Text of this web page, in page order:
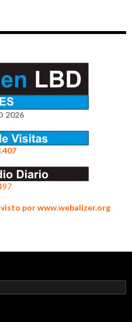
2026
por www.webalizer.org